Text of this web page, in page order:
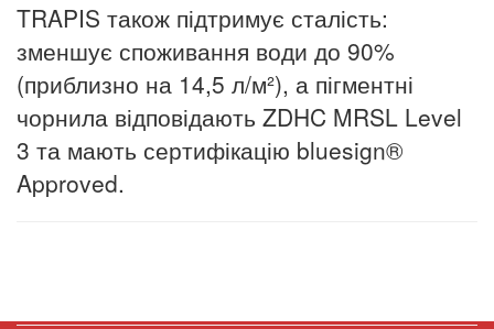
TRAPIS також підтримує сталість:
зменшує споживання води до 90%
(приблизно на 14,5 л/м²), а пігментні
чорнила відповідають ZDHC MRSL Level
3 та мають сертифікацію bluesign®
Approved.